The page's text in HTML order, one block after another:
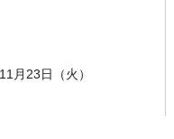
月23日（火）